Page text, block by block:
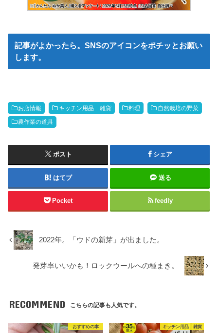
記事がよかったら。SNSのアイコンをポチッとお願い
します。
お店情報 キッチン用品 雑貨 料理 自然栽培の野菜
農作業の道具
ポスト シェア
はてブ 送る
Pocket feedly
2022年。「ウドの新芽」が出ました。
発芽率いいかも！ロックウールへの種まき。
RECOMMEND こちらの記事も人気です。
おすすめの本 キッチン用品 雑貨